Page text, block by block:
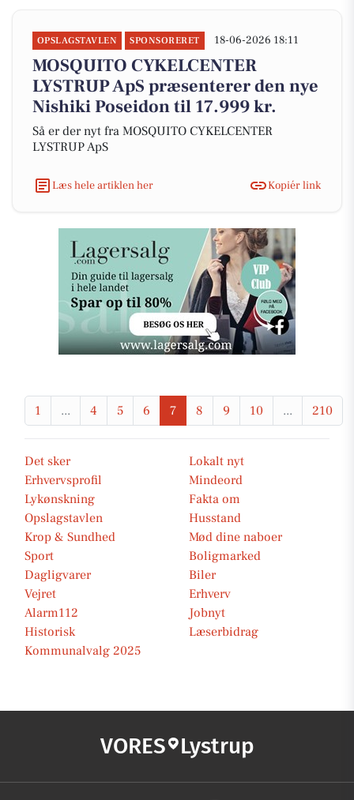
OPSLAGSTAVLEN SPONSORERET 18-06-2026 18:11
MOSQUITO CYKELCENTER
LYSTRUP ApS præsenterer den nye
Nishiki Poseidon til 17.999 kr.
Så er der nyt fra MOSQUITO CYKELCENTER
LYSTRUP ApS
Læs hele artiklen her Kopiér link
1 ... 4 5 6 7 8 9 10 ... 210
Det sker
Lokalt nyt
Erhvervsprofil
Mindeord
Lykønskning
Fakta om
Opslagstavlen
Husstand
Krop & Sundhed
Mød dine naboer
Sport
Boligmarked
Dagligvarer
Biler
Vejret
Erhverv
Alarm112
Jobnyt
Historisk
Læserbidrag
Kommunalvalg 2025
VORES Lystrup